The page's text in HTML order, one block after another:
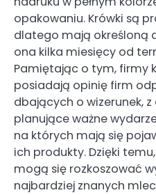
opakowaniu. Krówki są
dlatego mają określoną
ona kilka miesięcy od
Pamiętając o tym, firmy
posiadają opinię firm
dbających o wizerunek,
planujące ważne
na których mają się
ich produkty. Dzięki
mogą się rozkoszować
najbardziej znanych